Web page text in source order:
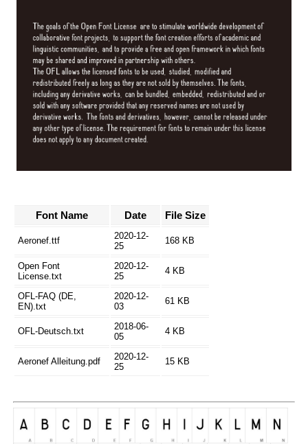
Font Name Date File Size
Aeronef.ttf
2020-12-
25
168 KB
Open Font
License.txt
2020-12-
25
4 KB
OFL-FAQ (DE,
EN).txt
2020-12-
03
61 KB
OFL-Deutsch.txt
2018-06-
05
4 KB
Aeronef Alleitung.pdf
2020-12-
25
15 KB